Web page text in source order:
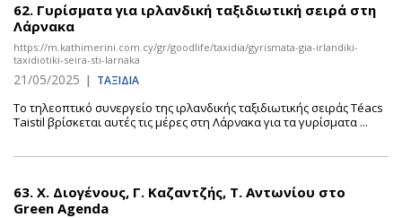
62. Γυρίσματα για ιρλανδική ταξιδιωτική σειρά στη
Λάρνακα
https://m.kathimerini.com.cy/gr/goodlife/taxidia/gyrismata-gia-irlandiki-
taxidiotiki-seira-sti-larnaka
21/05/2025 | ΤΑΞΙΔΙΑ
Το τηλεοπτικό συνεργείο της ιρλανδικής ταξιδιωτικής σειράς Téacs
Taistil βρίσκεται αυτές τις μέρες στη Λάρνακα για τα γυρίσματα ...
63. Χ. Διογένους, Γ. Καζαντζής, Τ. Αντωνίου στο
Green Agenda